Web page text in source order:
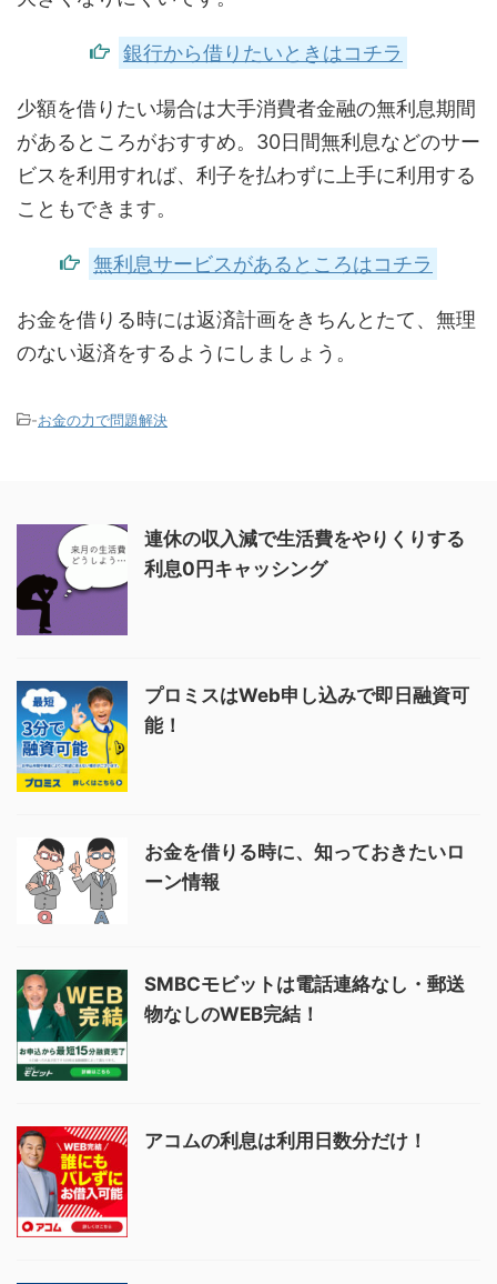
銀行から借りたいときはコチラ
少額を借りたい場合は大手消費者金融の無利息期間
があるところがおすすめ。30日間無利息などのサー
ビスを利用すれば、利子を払わずに上手に利用する
こともできます。
無利息サービスがあるところはコチラ
お金を借りる時には返済計画をきちんとたて、無理
のない返済をするようにしましょう。
-お金の力で問題解決
連休の収入減で生活費をやりくりする
利息0円キャッシング
プロミスはWeb申し込みで即日融資可
能！
お金を借りる時に、知っておきたいロ
ーン情報
SMBCモビットは電話連絡なし・郵送
物なしのWEB完結！
アコムの利息は利用日数分だけ！